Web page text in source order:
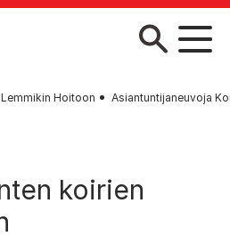
Hoitoon Asiantuntijaneuvoja
koirien